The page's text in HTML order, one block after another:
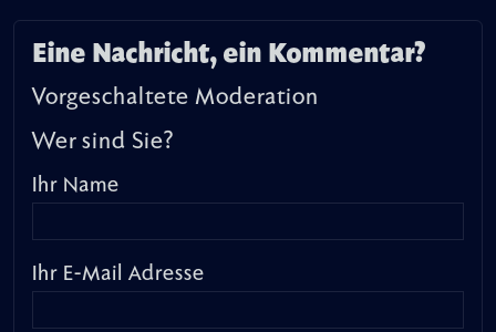
Eine Nachricht, ein Kommentar?
Vorgeschaltete Moderation
Wer sind Sie?
Ihr Name
Ihr E-Mail Adresse